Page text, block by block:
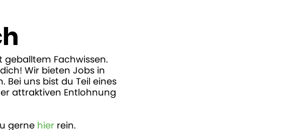
Fachwissen.
Wir bieten Jobs in
uns bist du Teil eines
attraktiven Entlohnung
gerne hier rein.